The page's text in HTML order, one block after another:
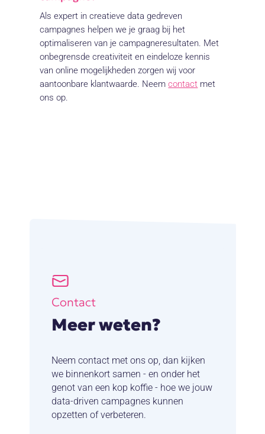
Als expert in creatieve data gedreven
campagnes helpen we je graag bij het
optimaliseren van je campagneresultaten. Met
onbegrensde creativiteit en eindeloze kennis
van online mogelijkheden zorgen wij voor
aantoonbare klantwaarde. Neemcontact met
ons op.
Contact
Meer weten?
Neem contact met ons op, dan kijken
we binnenkort samen - en onder het
genot van een kop koffie - hoe we jouw
data-driven campagnes kunnen
opzetten of verbeteren.